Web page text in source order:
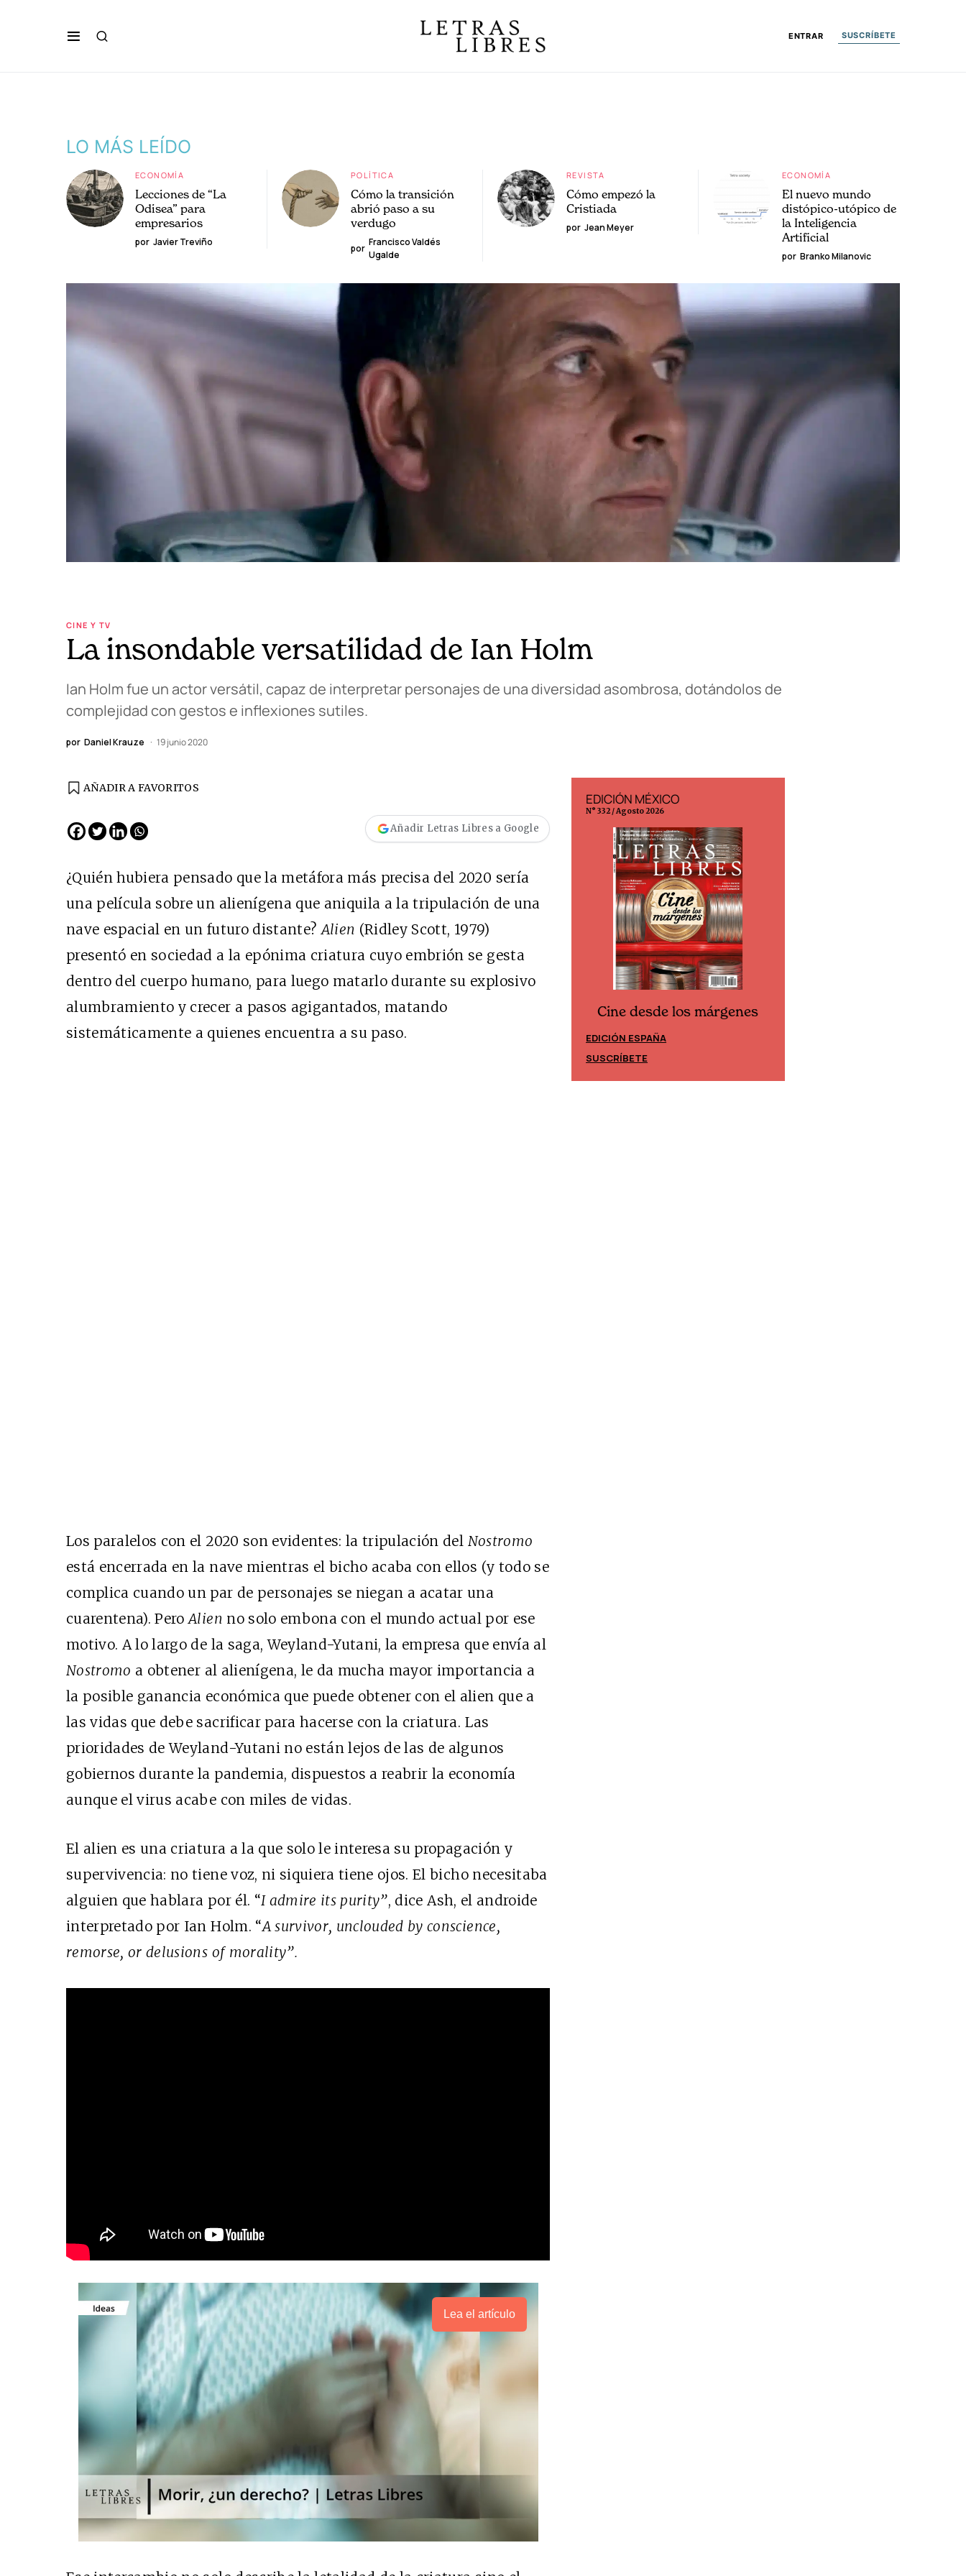
ENTRAR SUSCRÍBETE
LO MÁS LEÍDO
ECONOMÍA
Lecciones de “La
Odisea” para
empresarios
por Javier Treviño
POLÍTICA
Cómo la transición
abrió paso a su
verdugo
por
Francisco Valdés
Ugalde
REVISTA
Cómo empezó la
Cristiada
por Jean Meyer
ECONOMÍA
El nuevo mundo
distópico-utópico de
la Inteligencia
Artificial
por Branko Milanovic
CINE Y TV
La insondable versatilidad de Ian Holm
Ian Holm fue un actor versátil, capaz de interpretar personajes de una diversidad asombrosa, dotándolos de
complejidad con gestos e inflexiones sutiles.
por Daniel Krauze 19 junio 2020
AÑADIR A FAVORITOS
Añadir Letras Libres a Google
¿Quién hubiera pensado que la metáfora más precisa del 2020 sería
una película sobre un alienígena que aniquila a la tripulación de una
nave espacial en un futuro distante? Alien (Ridley Scott, 1979)
presentó en sociedad a la epónima criatura cuyo embrión se gesta
dentro del cuerpo humano, para luego matarlo durante su explosivo
alumbramiento y crecer a pasos agigantados, matando
sistemáticamente a quienes encuentra a su paso.
Los paralelos con el 2020 son evidentes: la tripulación del Nostromo
está encerrada en la nave mientras el bicho acaba con ellos (y todo se
complica cuando un par de personajes se niegan a acatar una
cuarentena). PeroAlien no solo embona con el mundo actual por ese
motivo. A lo largo de la saga, Weyland-Yutani, la empresa que envía al
Nostromo a obtener al alienígena, le da mucha mayor importancia a
la posible ganancia económica que puede obtener con el alien que a
las vidas que debe sacrificar para hacerse con la criatura. Las
prioridades de Weyland-Yutani no están lejos de las de algunos
gobiernos durante la pandemia, dispuestos a reabrir la economía
aunque el virus acabe con miles de vidas.
El alien es una criatura a la que solo le interesa su propagación y
supervivencia: no tiene voz, ni siquiera tiene ojos. El bicho necesitaba
alguien que hablara por él. “I admire its purity”, dice Ash, el androide
interpretado por Ian Holm. “A survivor, unclouded by conscience,
remorse, or delusions of morality”.
Lea el artículo
Cine desde los márgenes
EDICIÓN MÉXICO
EDICIÓN MÉXICO
N° 332 / Agosto 2026
Cine desde los márgenes
EDICIÓN ESPAÑA
SUSCRÍBETE